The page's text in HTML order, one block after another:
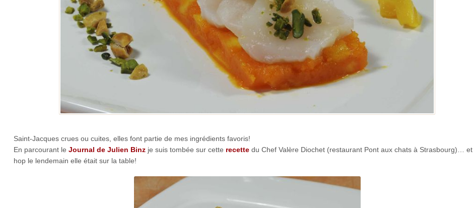
Saint-Jacques crues ou cuites, elles font partie de mes ingrédients favoris!
En parcourant le Journal de Julien Binzje suis tombée sur cette recettedu Chef Valère Diochet (restaurant Pont aux chats à Strasbourg)… et
hop le lendemain elle était sur la table!